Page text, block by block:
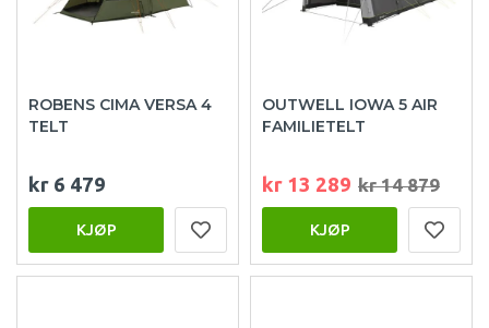
ROBENS CIMA VERSA 4
TELT
kr 6 479
KJØP
OUTWELL IOWA 5 AIR
FAMILIETELT
kr 13 289 kr 14 879
KJØP